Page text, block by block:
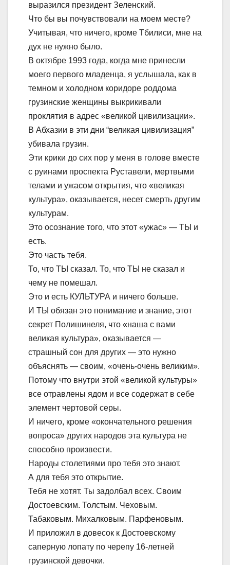
выразился президент Зеленский.
Что бы вы почувствовали на моем месте?
Учитывая, что ничего, кроме Тбилиси, мне на
дух не нужно было.
В октябре 1993 года, когда мне принесли
моего первого младенца, я услышала, как в
темном и холодном коридоре роддома
грузинские женщины выкрикивали
проклятия в адрес «великой цивилизации».
В Абхазии в эти дни “великая цивилизация”
убивала грузин.
Эти крики до сих пор у меня в голове вместе
с руинами проспекта Руставели, мертвыми
телами и ужасом открытия, что «великая
культура», оказывается, несет смерть другим
культурам.
Это осознание того, что этот «ужас» — ТЫ и
есть.
Это часть тебя.
То, что ТЫ сказал. То, что ТЫ не сказал и
чему не помешал.
Это и есть КУЛЬТУРА и ничего больше.
И ТЫ обязан это понимание и знание, этот
секрет Полишинеля, что «наша с вами
великая культура», оказывается —
страшный сон для других — это нужно
объяснять — своим, «очень-очень великим».
Потому что внутри этой «великой культуры»
все отравлены ядом и все содержат в себе
элемент чертовой серы.
И ничего, кроме «окончательного решения
вопроса» других народов эта культура не
способно произвести.
Народы столетиями про тебя это знают.
А для тебя это открытие.
Тебя не хотят. Ты задолбал всех. Своим
Достоевским. Толстым. Чеховым.
Табаковым. Михалковым. Парфеновым.
И приложил в довесок к Достоевскому
саперную лопату по черепу 16-летней
грузинской девочки.